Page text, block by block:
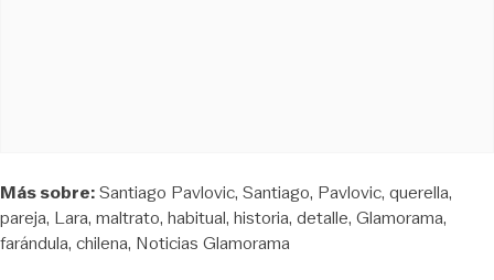
Más sobre:Santiago Pavlovic Santiago Pavlovic querella
pareja Lara maltrato habitual historia detalle Glamorama
farándula chilena Noticias Glamorama